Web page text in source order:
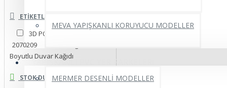
MEVA YAPIŞKANLI KORUYUCU MODELLER
YAPIŞKANLI PVC YER PARKELERİ
MERMER DESENLİ MODELLER
ETIKETLER
3D POSTER
2070209
Boyutlu Duvar Kağıdı
STOK DURUMU